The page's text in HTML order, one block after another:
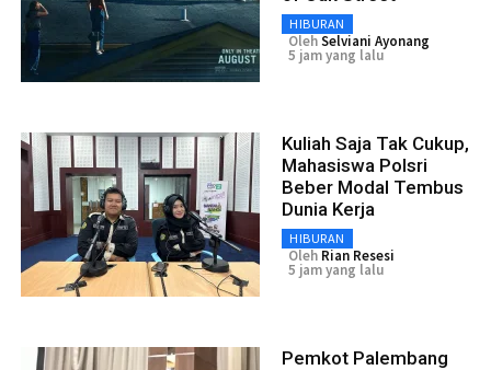
HIBURAN
OlehSelviani Ayonang
5 jam yang lalu
Kuliah Saja Tak Cukup,
Mahasiswa Polsri
Beber Modal Tembus
Dunia Kerja
HIBURAN
Oleh Rian Resesi
5 jam yang lalu
Pemkot Palembang